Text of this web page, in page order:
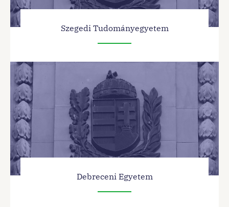
Szegedi Tudományegyetem
Debreceni Egyetem